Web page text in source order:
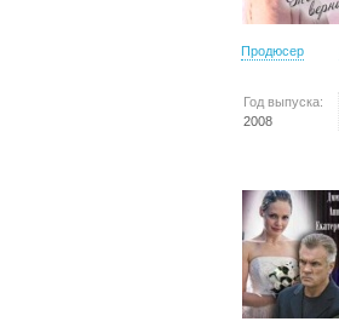
Продюсер
Год выпуска:
2008